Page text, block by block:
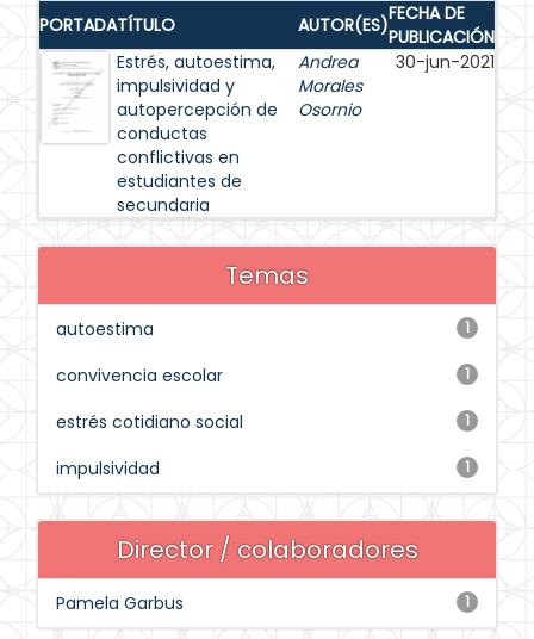
PORTADATÍTULO AUTOR(ES)FECHA DE
PUBLICACIÓN
Estrés, autoestima,
impulsividad y
autopercepción de
conductas
conflictivas en
estudiantes de
secundaria
Andrea
Morales
Osornio
30-jun-2021
Temas
1
autoestima
1
convivencia escolar
1
estrés cotidiano social
1
impulsividad
Director / colaboradores
1
Pamela Garbus